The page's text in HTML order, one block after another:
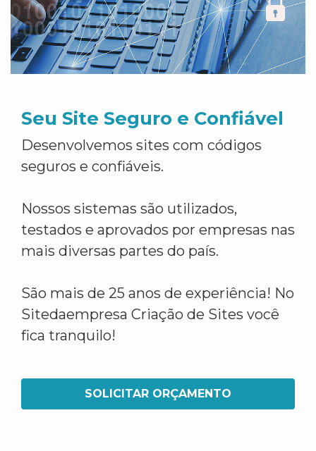
Seu Site Seguro e Confiável
Desenvolvemos sites com códigos
seguros e confiáveis.
Nossos sistemas são utilizados,
testados e aprovados por empresas nas
mais diversas partes do país.
São mais de 25 anos de experiência! No
Sitedaempresa Criação de Sites você
fica tranquilo!
SOLICITAR ORÇAMENTO